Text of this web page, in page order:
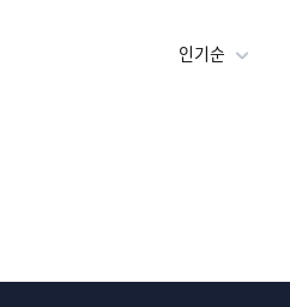
인기순